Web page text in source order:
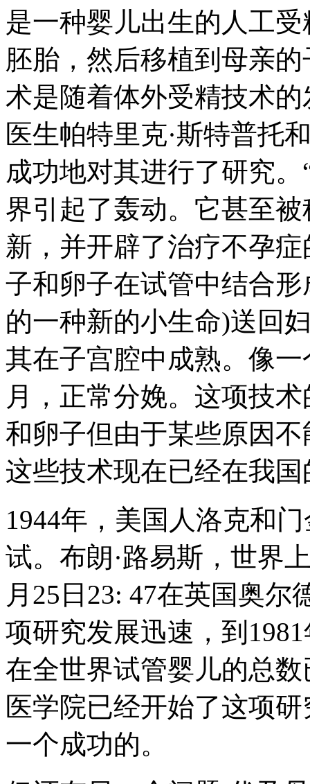
是一种婴儿出生的人工
胚胎，然后移植到母亲
术是随着体外受精技术
医生帕特里克·斯特普托
成功地对其进行了研究
界引起了轰动。它甚至
新，并开辟了治疗不孕
子和卵子在试管中结合
的一种新的小生命)送回
其在子宫腔中成熟。像
月，正常分娩。这项技
和卵子但由于某些原因
这些技术现在已经在我
1944年，美国人洛克和
试。布朗·路易斯，世界
月25日23: 47在英国奥
项研究发展迅速，到
在全世界试管婴儿的总
医学院已经开始了这项
一个成功的。